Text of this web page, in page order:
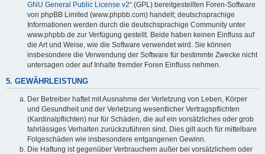
GNU General Public License v2“ (GPL) bereitgestellten Foren-Software
von phpBB Limited (www.phpbb.com) handelt; deutschsprachige
Informationen werden durch die deutschsprachige Community unter
www.phpbb.de zur Verfügung gestellt. Beide haben keinen Einfluss auf
die Art und Weise, wie die Software verwendet wird. Sie können
insbesondere die Verwendung der Software für bestimmte Zwecke nicht
untersagen oder auf Inhalte fremder Foren Einfluss nehmen.
5. GEWÄHRLEISTUNG
Der Betreiber haftet mit Ausnahme der Verletzung von Leben, Körper
und Gesundheit und der Verletzung wesentlicher Vertragspflichten
(Kardinalpflichten) nur für Schäden, die auf ein vorsätzliches oder grob
fahrlässiges Verhalten zurückzuführen sind. Dies gilt auch für mittelbare
Folgeschäden wie insbesondere entgangenen Gewinn.
Die Haftung ist gegenüber Verbrauchern außer bei vorsätzlichem oder